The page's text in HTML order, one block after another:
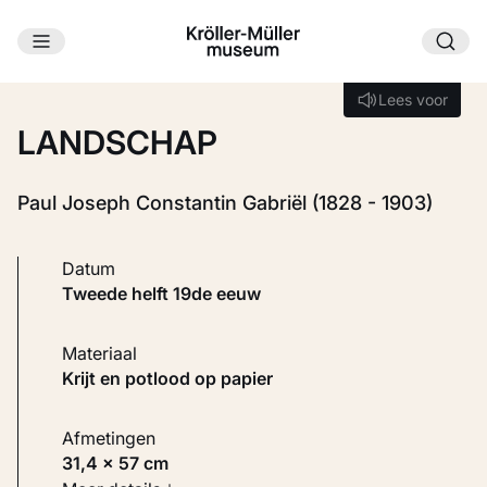
Ga naar hoofdinhoud
Lees voor
Lees voor
LANDSCHAP
Paul Joseph Constantin Gabriël (1828 - 1903)
Datum
tweede helft 19de eeuw
Materiaal
Krijt en potlood op papier
Afmetingen
31,4 × 57 cm